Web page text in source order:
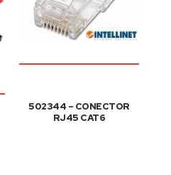
502344 – CONECTOR
RJ45 CAT6